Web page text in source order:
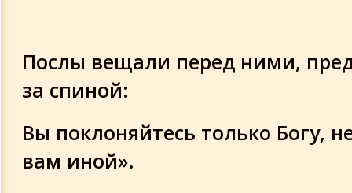
Послы вещали перед ними,
за спиной:
Вы поклоняйтесь только Богу,
вам иной».